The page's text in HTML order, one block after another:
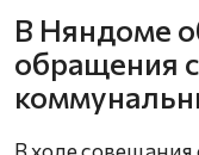
В Няндоме
обращения
В ходе